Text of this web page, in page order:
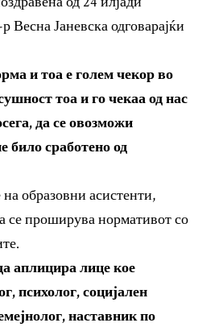
Весна Јаневска одговарајќи
и тоа е голем чекор во
тоа и го чекаа од нас
да се овозможи
било сработено од
образовни асистенти,
се проширува нормативот со
аплицира лице кое
психолог, социјален
наставник по